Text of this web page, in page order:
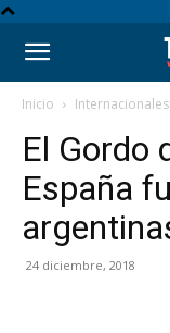
Inicio Internacionales
El Gordo
España
24 diciembre, 2018